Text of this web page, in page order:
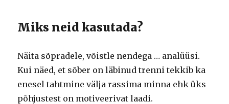
Miks neid kasutada?
Näita sõpradele, võistle nendega … analüüsi.
Kui näed, et sõber on läbinud trenni tekkib ka
enesel tahtmine välja rassima minna ehk üks
põhjustest on motiveerivat laadi.